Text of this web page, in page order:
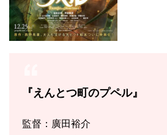
『えんとつ町のプペル』
監督：廣田裕介